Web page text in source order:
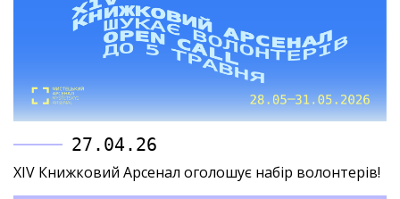
27.04.26
XIV Книжковий Арсенал оголошує набір волонтерів!